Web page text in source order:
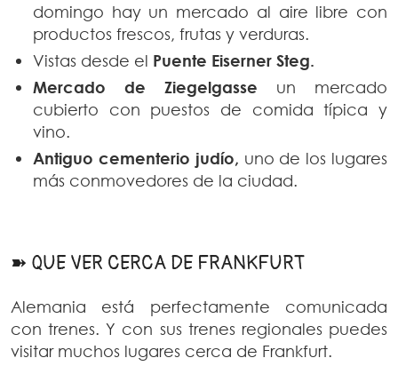
domingo hay un mercado al aire libre con
productos frescos, frutas y verduras.
Vistas desde el Puente Eiserner Steg.
Mercado de Ziegelgasse un mercado
cubierto con puestos de comida típica y
vino.
Antiguo cementerio judío, uno de los lugares
más conmovedores de la ciudad.
➽ QUE VER CERCA DE FRANKFURT
Alemania está perfectamente comunicada
con trenes. Y con sus trenes regionales puedes
visitar muchos lugares cerca de Frankfurt.